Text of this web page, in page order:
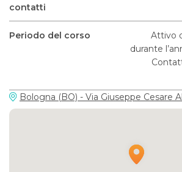
contatti
Periodo del corso
Attivo
durante
Bologna (BO) - Via Giuseppe Cesare